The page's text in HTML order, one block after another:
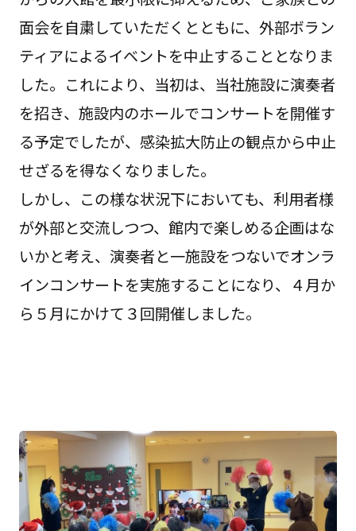
面会を自粛していただくとともに、外部ボラン
ティアによるイベントを中止することとなりま
した。これにより、当初は、当社施設に演奏者
を招き、施設内のホールでコンサートを開催す
る予定でしたが、感染拡大防止の観点から中止
せざるを得なくなりました。
しかし、この様な状況下においても、利用者様
が外部と交流しつつ、館内で楽しめる企画はな
いかと考え、演奏者と一施設をつないでオンラ
インコンサートを実施することになり、４月か
ら５月にかけて３回開催しました。